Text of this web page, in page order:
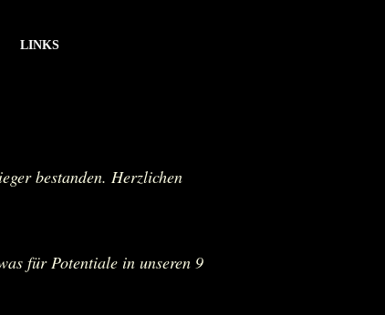
LINKS
bestanden. Herzlichen
für Potentiale in unseren 9